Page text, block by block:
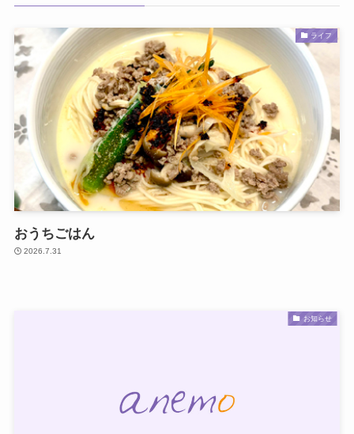
ライフ
おうちごはん
2026.7.31
お知らせ